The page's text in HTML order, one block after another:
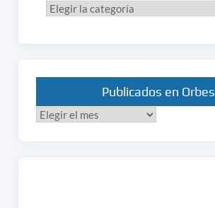
Categorías
Publicados en Orbes
Publicados